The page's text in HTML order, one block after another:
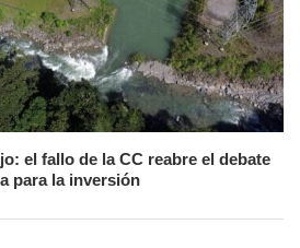
el fallo de la CC reabre el debate
para la inversión